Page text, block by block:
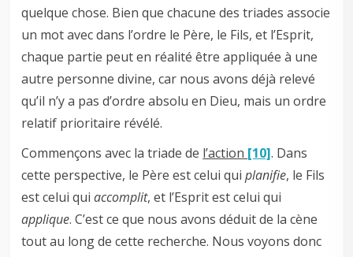
quelque chose. Bien que chacune des triades associe
un mot avec dans l’ordre le Père, le Fils, et l’Esprit,
chaque partie peut en réalité être appliquée à une
autre personne divine, car nous avons déjà relevé
qu’il n’y a pas d’ordre absolu en Dieu, mais un ordre
relatif prioritaire révélé.
Commençons avec la triade de l’action [10]. Dans
cette perspective, le Père est celui quiplanifie, le Fils
est celui quiaccomplit, et l’Esprit est celui qui
applique. C’est ce que nous avons déduit de la cène
tout au long de cette recherche. Nous voyons donc